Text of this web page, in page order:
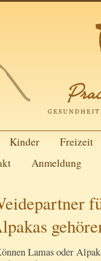
Kinder
Freizeit
Anmeldung
Lamas oder